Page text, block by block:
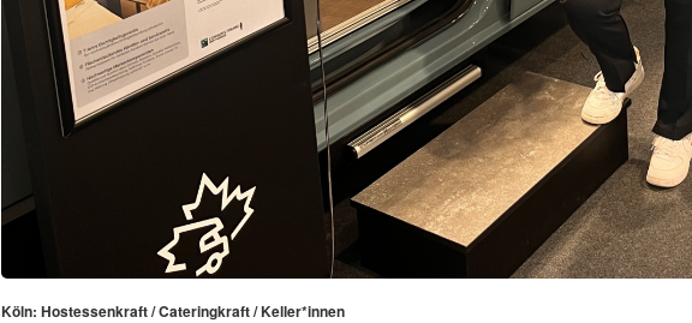
Köln: Hostessenkraft / Cateringkraft / Keller*innen